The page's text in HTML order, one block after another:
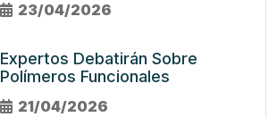
23/04/2026
Expertos Debatirán Sobre
Polímeros Funcionales
21/04/2026